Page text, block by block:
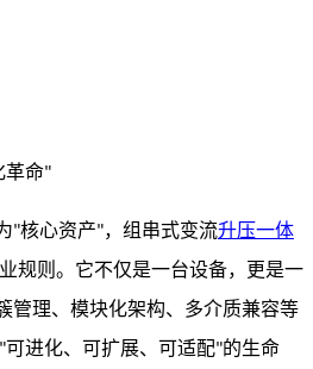
革命"
"核心资产"，组串式变流升压一体
规则。它不仅是一台设备，更是一
管理、模块化架构、多介质兼容等
"可进化、可扩展、可适配"的生命